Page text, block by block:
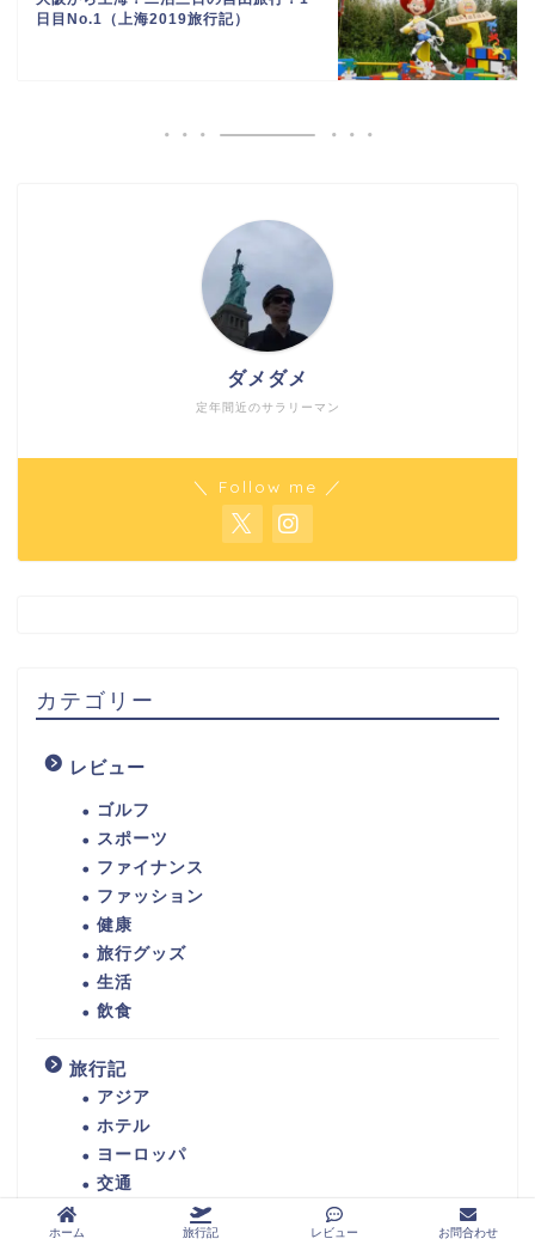
日目No.1（上海2019旅行記）
定年間近のサラリーマン
ダメダメ
＼ Follow me ／
カテゴリー
レビュー
ゴルフ
スポーツ
ファイナンス
ファッション
健康
旅行グッズ
生活
飲食
旅行記
アジア
ホテル
ヨーロッパ
交通
ホーム 旅行記 レビュー お問合わせ